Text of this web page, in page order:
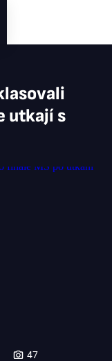
utkají s
47